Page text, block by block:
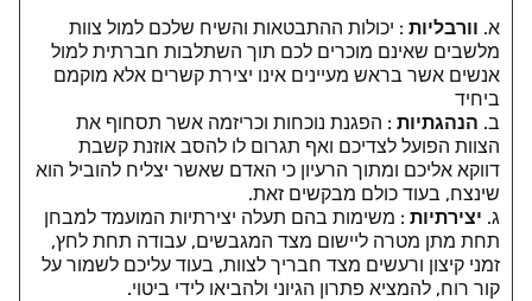
א. וורבליות : יכולות ההתבטאות והשיח שלכם למול צוות
מלשבים שאינם מוכרים לכם תוך השתלבות חברתית למול
אנשים אשר בראש מעיינים אינו יצירת קשרים אלא מוקמם
ביחיד
ב. הנהגתיות : הפגנת נוכחות וכריזמה אשר תסחוף את
הצוות הפועל לצדיכם ואף תגרום לו להסב אוזנת קשבת
דווקא אליכם ומתוך הרעיון כי האדם שאשר יצליח להוביל הוא
שינצח, בעוד כולם מבקשים זאת.
ג. יצירתיות : משימות בהם תעלה יצירתיות המועמד למבחן
תחת מתן מטרה ליישום מצד המגבשים, עבודה תחת לחץ,
זמני קיצון ורעשים מצד חבריך לצוות, בעוד עליכם לשמור על
קור רוח, להמציא פתרון הגיוני ולהביאו לידי ביטוי.